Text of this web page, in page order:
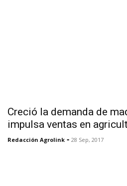
Creció la demanda de
impulsa ventas en
Redacción Agrolink - 28 Sep, 2017